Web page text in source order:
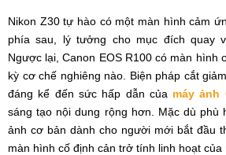
Nikon Z30 tự hào có một màn hình cảm
phía sau, lý tưởng cho mục đích quay
Ngược lại, Canon EOS R100 có màn hình
kỳ cơ chế nghiêng nào. Biện pháp cắt
đáng kể đến sức hấp dẫn của máy ảnh
sáng tạo nội dung rộng hơn. Mặc dù phù
ảnh cơ bản dành cho người mới bắt đầu
màn hình cố định cản trở tính linh hoạt của